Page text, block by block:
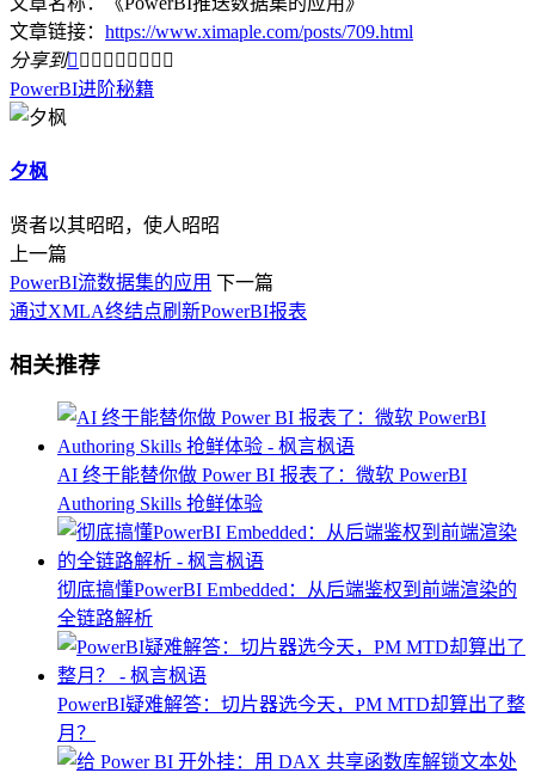
文章链接： https://www.ximaple.com/posts/709.html
分享到        
PowerBI进阶秘籍
夕枫
贤者以其昭昭，使人昭昭
上一篇
PowerBI流数据集的应用 下一篇
通过XMLA终结点刷新PowerBI报表
相关推荐
AI 终于能替你做 Power BI 报表了：微软 PowerBI
Authoring Skills 抢鲜体验
彻底搞懂PowerBI Embedded：从后端鉴权到前端渲染的
全链路解析
PowerBI疑难解答：切片器选今天，PM MTD却算出了整
月？